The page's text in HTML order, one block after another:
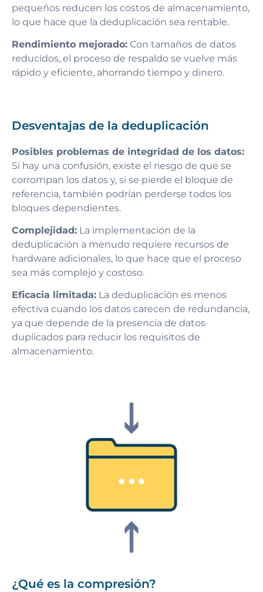
pequeños reducen los costos de almacenamiento,
lo que hace que la deduplicación sea rentable.
Rendimiento mejorado: Con tamaños de datos
reducidos, el proceso de respaldo se vuelve más
rápido y eficiente, ahorrando tiempo y dinero.
Desventajas de la deduplicación
Posibles problemas de integridad de los datos:
Si hay una confusión, existe el riesgo de que se
corrompan los datos y, si se pierde el bloque de
referencia, también podrían perderse todos los
bloques dependientes.
Complejidad: La implementación de la
deduplicación a menudo requiere recursos de
hardware adicionales, lo que hace que el proceso
sea más complejo y costoso.
Eficacia limitada: La deduplicación es menos
efectiva cuando los datos carecen de redundancia,
ya que depende de la presencia de datos
duplicados para reducir los requisitos de
almacenamiento.
¿Qué es la compresión?